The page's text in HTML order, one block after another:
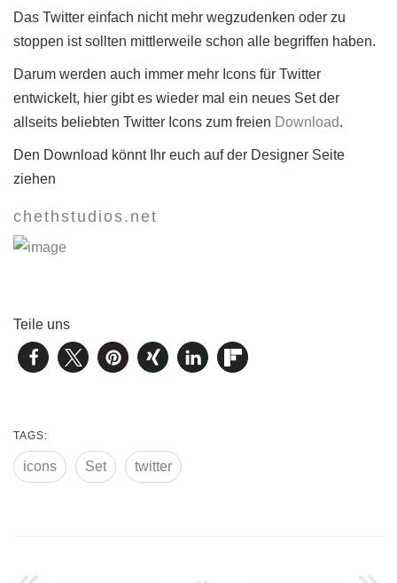
Das Twitter einfach nicht mehr wegzudenken oder zu
stoppen ist sollten mittlerweile schon alle begriffen haben.
Darum werden auch immer mehr Icons für Twitter
entwickelt, hier gibt es wieder mal ein neues Set der
allseits beliebten Twitter Icons zum freien Download.
Den Download könnt Ihr euch auf der Designer Seite
ziehen
chethstudios.net
Teile uns
TAGS:
icons Set twitter